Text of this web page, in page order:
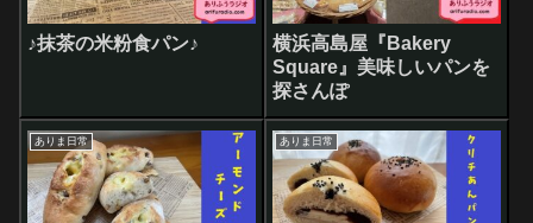
♪抹茶の米粉食パン♪
横浜高島屋『Bakery
Square』美味しいパンを
探さんぽ
ありま日常 ありま日常